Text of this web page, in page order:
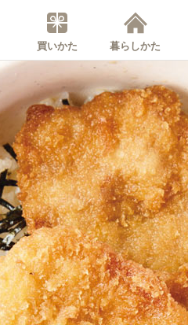
買いかた 暮らしかた